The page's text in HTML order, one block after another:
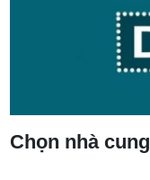
Chọn nhà